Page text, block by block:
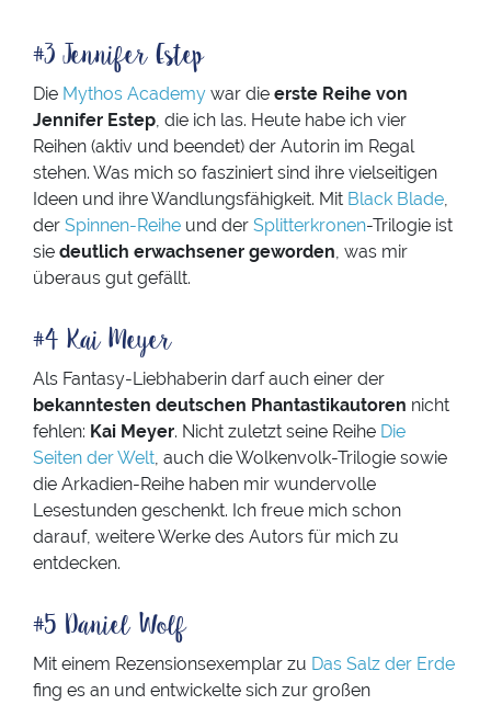
#3 Jennifer Estep
Die Mythos Academy war die erste Reihe von
Jennifer Estep, die ich las. Heute habe ich vier
Reihen (aktiv und beendet) der Autorin im Regal
stehen. Was mich so fasziniert sind ihre vielseitigen
Ideen und ihre Wandlungsfähigkeit. Mit Black Blade,
der Spinnen-Reihe und der Splitterkronen-Trilogie ist
sie deutlich erwachsener geworden, was mir
überaus gut gefällt.
#4 Kai Meyer
Als Fantasy-Liebhaberin darf auch einer der
bekanntesten deutschen Phantastikautoren nicht
fehlen: Kai Meyer. Nicht zuletzt seine Reihe Die
Seiten der Welt, auch die Wolkenvolk-Trilogie sowie
die Arkadien-Reihe haben mir wundervolle
Lesestunden geschenkt. Ich freue mich schon
darauf, weitere Werke des Autors für mich zu
entdecken.
#5 Daniel Wolf
Mit einem Rezensionsexemplar zu Das Salz der Erde
fing es an und entwickelte sich zur großen